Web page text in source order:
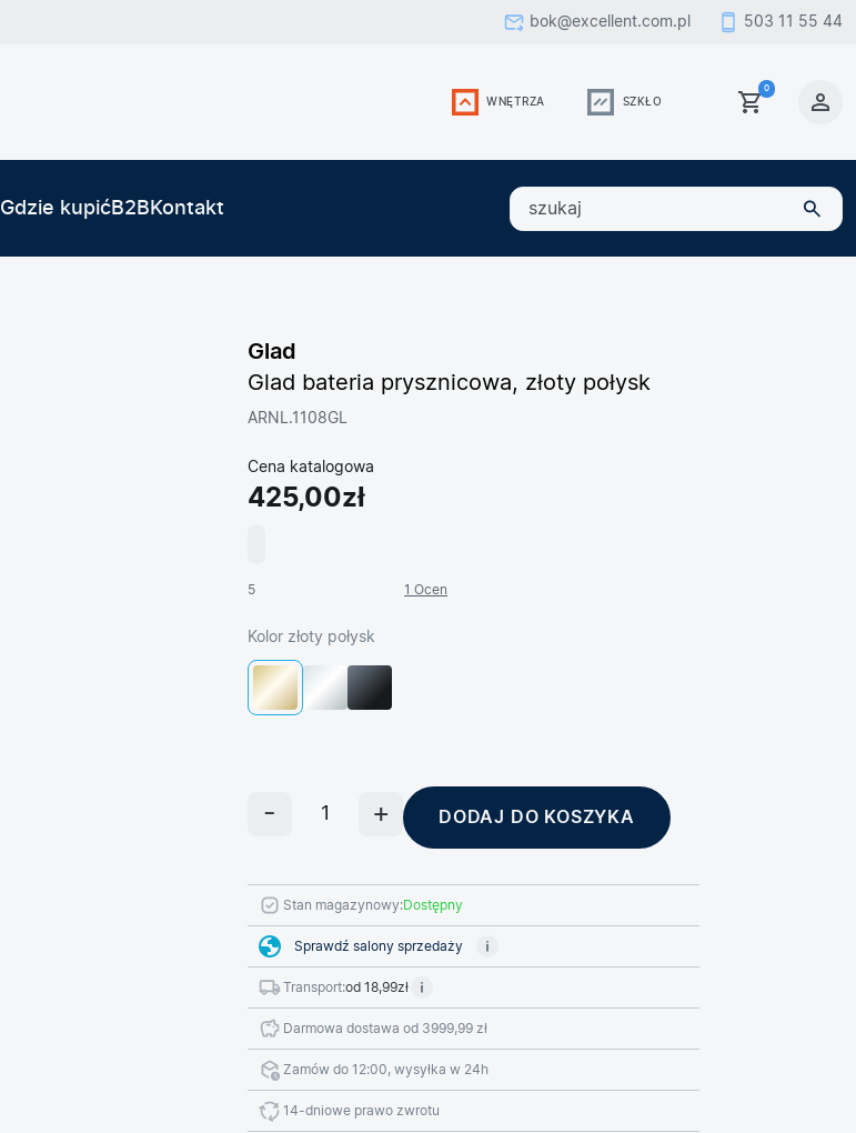
bok@excellent.com.pl 503 11 55 44
WNĘTRZA SZKŁO
0
Gdzie kupićB2B Kontakt
szukaj
Glad
Glad bateria prysznicowa, złoty połysk
ARNL.1108GL
Cena katalogowa
425,00zł
5 1 Ocen
Kolor złoty połysk
DODAJ DO KOSZYKA
Stan magazynowy:Dostępny
Sprawdź salony sprzedaży
Transport:od 18,99zł
Darmowa dostawa od 3999,99 zł
Zamów do 12:00, wysyłka w 24h
14-dniowe prawo zwrotu